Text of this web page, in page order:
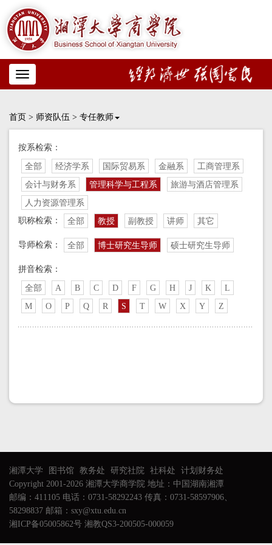
Toggle
navigation
首页 > 师资队伍 > 专任教师
按系检索：
全部 经济学系 国际贸易系 金融系
工商管理系
会计与财务系
管理科学与工程系
旅游与酒店管理系
人力资源管理系
职称检索：
全部 教授 副教授 讲师 其它
导师检索： 全部 博士研究生导师 硕士研究生导师
拼音检索：
全部 A B C D F G H J K
L
M
O P Q R S T W X Y Z
湘潭大学 图书馆 教务处 研究社院 社科处
计划财务处
Copyright 2001-2026 湘潭大学商学院 地址：中国湖南湘潭
邮编：411105 电话：0731-58292243 传真：0731-58597906、
58298837 邮箱：sxy@xtu.edu.cn
湘ICP备05005862号 湘教QS3-200505-000059